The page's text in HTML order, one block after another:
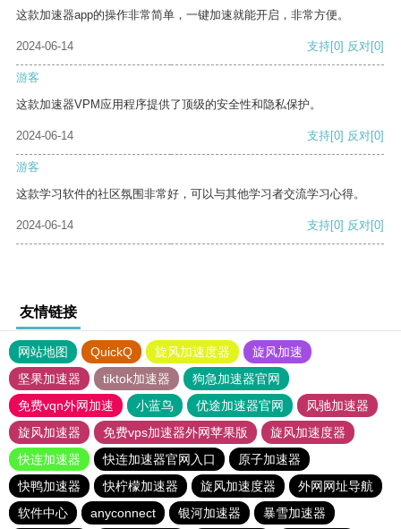
这款加速器app的操作非常简单，一键加速就能开启，非常方便。
2024-06-14 支持[0] 反对[0]
游客
这款加速器VPM应用程序提供了顶级的安全性和隐私保护。
2024-06-14 支持[0] 反对[0]
游客
这款学习软件的社区氛围非常好，可以与其他学习者交流学习心得。
2024-06-14 支持[0] 反对[0]
友情链接
网站地图 QuickQ 旋风加速度器
旋风加速
坚果加速器
tiktok加速器
狗急加速器官网
免费vqn外网加速
小蓝鸟 优途加速器官网
风驰加速器
旋风加速器
免费vps加速器外网苹果版
旋风加速度器
快连加速器
快连加速器官网入口
原子加速器
快鸭加速器
快柠檬加速器 旋风加速度器
外网网址导航
软件中心
anyconnect 银河加速器 暴雪加速器